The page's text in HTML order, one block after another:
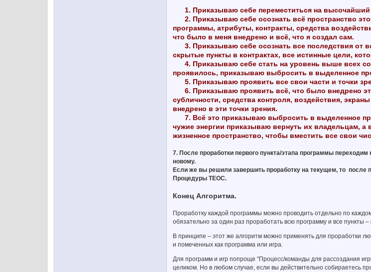
1. Приказываю себе переместиться на высочайший
2. Приказываю себе осознать всё пространство
программы, атрибуты, контракты, средства
что было в меня внедрено и всё, что я создал сам.
3. Приказываю себе осознать все последствия от
скрытые пункты в контрактах, все истинные цели,
4. Приказываю себе стать на уровень выше всех
проявилось, приказываю выбросить в выделенное
5. Приказываю проявить все свои части и точки
6. Приказываю проявить всё, что было внедрено
субличности, средства контроля, воздействия,
внедрено в эти точки зрения.
7. Всё это приказываю выбросить в выделенное
чужие энергии приказываю вернуть их владельцам,
жизненное пространство, чтобы вместить все свои
7. После проработки первого пункта/этапа программы
новому.
Если же вы решили завершить проработку на текущем, то
Процедуры ТЕОС.
Конец Алгоритма.
Проработку каждой программы можно проводить отдельно по
обязательно за один раз проработать всю программу и все пункты
В принципе – этот же алгоритм можно применять для проработки
и помеченных как программа или игра.
Для программ и игр попроще "Процесс/команды для рассоздания
целиком. Но в любом случае, если вы действительно собираетесь